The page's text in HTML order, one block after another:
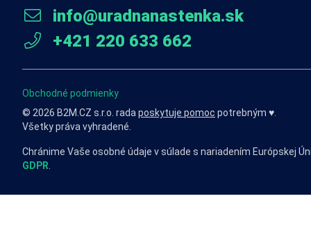
info@uradnanastenka.sk
+421 220 633 662
Obchodné podmienky
© 2026 B2M.CZ s.r.o. rada poskytuje pomoc potrebným ♥️.
Všetky práva vyhradené.
Chránime Vaše osobné údaje v súlade s nariadením Európskej
GDPR